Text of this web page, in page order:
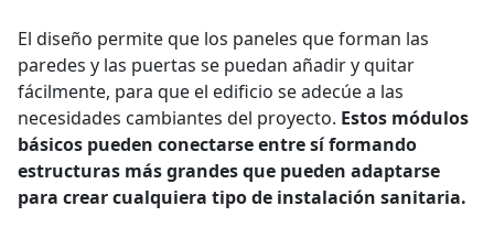
El diseño permite que los paneles que forman las
paredes y las puertas se puedan añadir y quitar
fácilmente, para que el edificio se adecúe a las
necesidades cambiantes del proyecto. Estos módulos
básicos pueden conectarse entre sí formando
estructuras más grandes que pueden adaptarse
para crear cualquiera tipo de instalación sanitaria.